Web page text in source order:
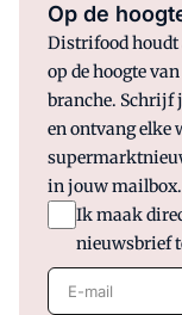
Op de
Distrifood
op de hoogte
branche. Schrijf
en ontvang elke
in jouw mailbox.
Ik maak
nieuwsbrief
E-mail